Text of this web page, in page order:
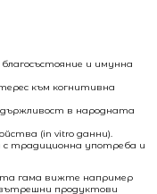
и имунна
към когнитивна
в народната
(in vitro данни).
с традиционна употреба и
гама вижте например
продуктови